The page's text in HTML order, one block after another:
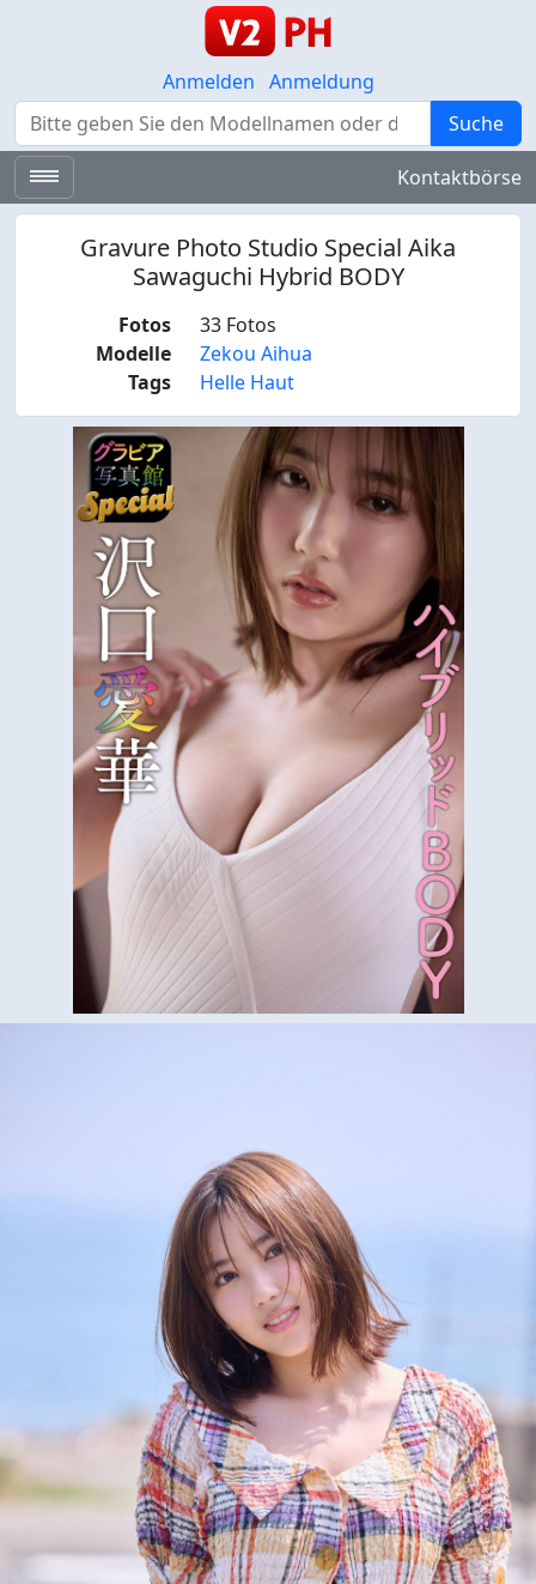
Anmelden Anmeldung
Suche
Suche
Kontaktbörse
Gravure Photo Studio Special Aika
Sawaguchi Hybrid BODY
Fotos
33 Fotos
Modelle
Zekou Aihua
Tags
Helle Haut